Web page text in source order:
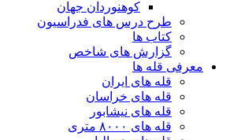
کوهنوردان جهان
طرح درس های فدراسیون
کتاب ها
گزارش های شاخص
معرفی قله ها
قله های ایران
قله های خراسان
قله های نیشابور
قله های ۸۰۰۰ متری